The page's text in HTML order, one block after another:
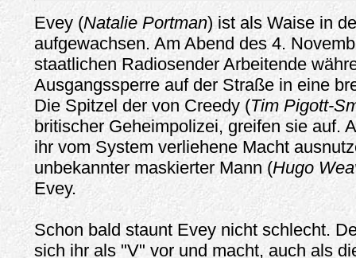
Evey (Natalie Portman) ist als Waise in
aufgewachsen. Am Abend des 4.
staatlichen Radiosender Arbeitende
Ausgangssperre auf der Straße in eine
Die Spitzel der von Creedy (Tim Pigott-
britischer Geheimpolizei, greifen sie auf.
ihr vom System verliehene Macht
unbekannter maskierter Mann (Hugo
Evey.
Schon bald staunt Evey nicht schlecht.
sich ihr als "V" vor und macht, auch als